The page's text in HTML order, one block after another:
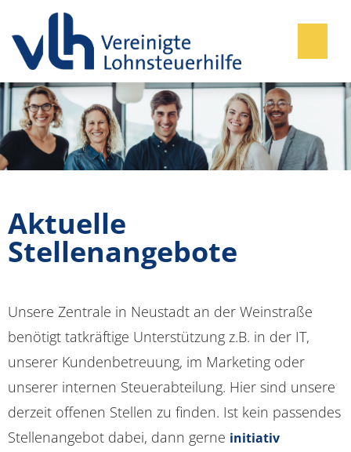
Stellenangebote
Aktuelle
Stellenangebote
Unsere Zentrale in Neustadt an der Weinstraße
benötigt tatkräftige Unterstützung z.B. in der IT,
unserer Kundenbetreuung, im Marketing oder
unserer internen Steuerabteilung. Hier sind unsere
derzeit offenen Stellen zu finden. Ist kein passendes
Stellenangebot dabei, dann gerne initiativ